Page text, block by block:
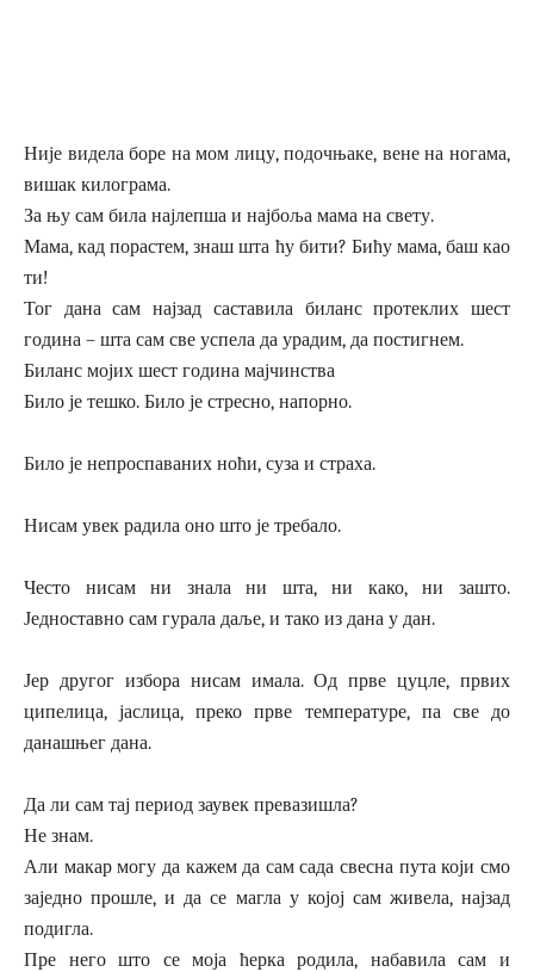
Није видела боре на мом лицу, подочњаке, вене на ногама,
вишак килограма.
За њу сам била најлепша и најбоља мама на свету.
Мама, кад порастем, знаш шта ћу бити? Бићу мама, баш као
ти!
Тог дана сам најзад саставила биланс протеклих шест
година – шта сам све успела да урадим, да постигнем.
Биланс мојих шест година мајчинства
Било је тешко. Било је стресно, напорно.
Било је непроспаваних ноћи, суза и страха.
Нисам увек радила оно што је требало.
Често нисам ни знала ни шта, ни како, ни зашто.
Једноставно сам гурала даље, и тако из дана у дан.
Јер другог избора нисам имала. Од прве цуцле, првих
ципелица, јаслица, преко прве температуре, па све до
данашњег дана.
Да ли сам тај период заувек превазишла?
Не знам.
Али макар могу да кажем да сам сада свесна пута који смо
заједно прошле, и да се магла у којој сам живела, најзад
подигла.
Пре него што се моја ћерка родила, набавила сам и